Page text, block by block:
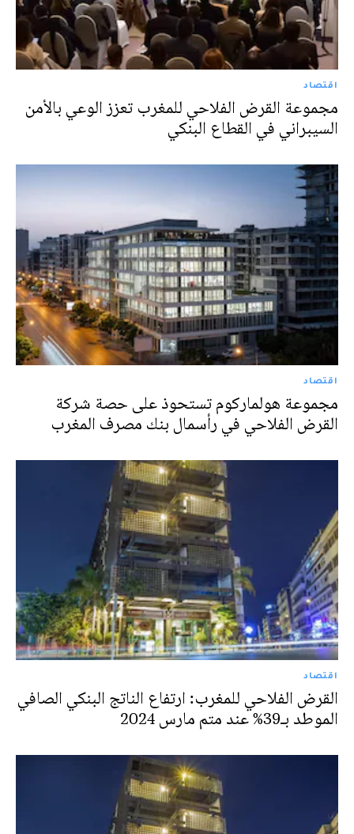
اقتصاد
مجموعة القرض الفلاحي للمغرب تعزز الوعي بالأمن
السيبراني في القطاع البنكي
اقتصاد
مجموعة هولماركوم تستحوذ على حصة شركة
القرض الفلاحي في رأسمال بنك مصرف المغرب
اقتصاد
القرض الفلاحي للمغرب: ارتفاع الناتج البنكي الصافي
الموطد بـ39% عند متم مارس 2024